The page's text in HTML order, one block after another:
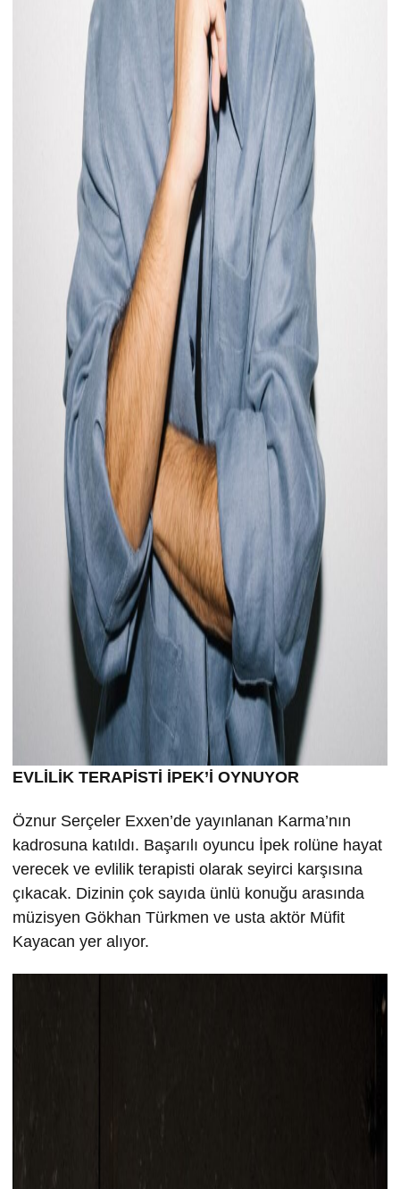
EVLİLİK TERAPİSTİ İPEK’İ OYNUYOR
Öznur Serçeler Exxen’de yayınlanan Karma’nın
kadrosuna katıldı. Başarılı oyuncu İpek rolüne hayat
verecek ve evlilik terapisti olarak seyirci karşısına
çıkacak. Dizinin çok sayıda ünlü konuğu arasında
müzisyen Gökhan Türkmen ve usta aktör Müfit
Kayacan yer alıyor.